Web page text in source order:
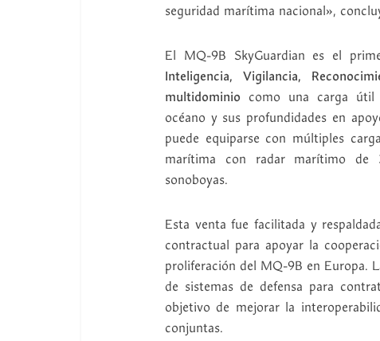
seguridad marítima nacional»,
El MQ-9B SkyGuardian es el
Inteligencia, Vigilancia,
multidominio como una carga útil
océano y sus profundidades en
puede equiparse con múltiples
marítima con radar marítimo de
sonoboyas.
Esta venta fue facilitada y
contractual para apoyar la
proliferación del MQ-9B en Europa.
de sistemas de defensa para
objetivo de mejorar la
conjuntas.